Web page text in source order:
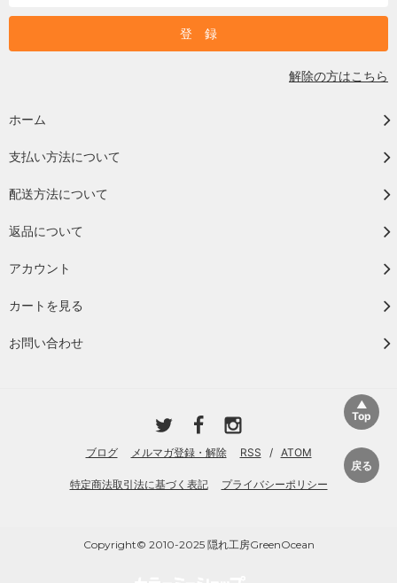
解除の方はこちら
ホーム
支払い方法について
配送方法について
返品について
アカウント
カートを見る
お問い合わせ
ブログ メルマガ登録・解除 RSS / ATOM
特定商法取引法に基づく表記 プライバシーポリシー
Copyright© 2010-2025 隠れ工房GreenOcean